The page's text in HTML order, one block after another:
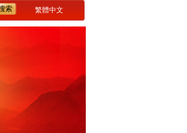
繁體中文